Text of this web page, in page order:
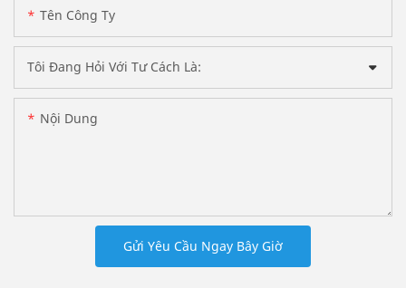
Tên Công Ty
Tôi Đang Hỏi Với Tư Cách Là:
Nội Dung
Gửi Yêu Cầu Ngay Bây Giờ